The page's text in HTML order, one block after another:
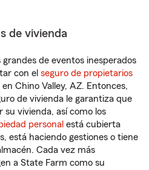
de vivienda
grandes de eventos inesperados
con el seguro de propietarios
Chino Valley, AZ. Entonces,
de vivienda le garantiza que
vivienda, así como los
personal está cubierta
está haciendo gestiones o tiene
Cada vez más
a State Farm como su